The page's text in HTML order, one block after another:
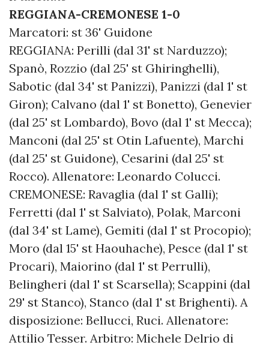
REGGIANA-CREMONESE 1-0
Marcatori: st 36' Guidone
REGGIANA: Perilli (dal 31' st Narduzzo);
Spanò, Rozzio (dal 25' st Ghiringhelli),
Sabotic (dal 34' st Panizzi), Panizzi (dal 1' st
Giron); Calvano (dal 1' st Bonetto), Genevier
(dal 25' st Lombardo), Bovo (dal 1' st Mecca);
Manconi (dal 25' st Otin Lafuente), Marchi
(dal 25' st Guidone), Cesarini (dal 25' st
Rocco). Allenatore: Leonardo Colucci.
CREMONESE: Ravaglia (dal 1' st Galli);
Ferretti (dal 1' st Salviato), Polak, Marconi
(dal 34' st Lame), Gemiti (dal 1' st Procopio);
Moro (dal 15' st Haouhache), Pesce (dal 1' st
Procari), Maiorino (dal 1' st Perrulli),
Belingheri (dal 1' st Scarsella); Scappini (dal
29' st Stanco), Stanco (dal 1' st Brighenti). A
disposizione: Bellucci, Ruci. Allenatore:
Attilio Tesser. Arbitro: Michele Delrio di